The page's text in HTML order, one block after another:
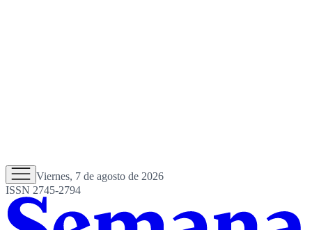
Viernes, 7 de agosto de 2026
ISSN 2745-2794